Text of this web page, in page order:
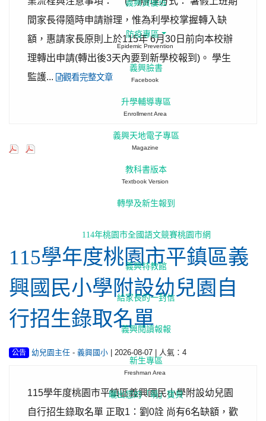
間家長得隨時申請辦理，惟為利學校掌握轉入缺
額，惠請家長原則上於115年 6月30日前向本校辦
理轉出申請(轉出後3天內要到新學校報到)。 學生
監護...
觀看完整文章
行政公告
115學年度桃園市平鎮區義
興國民小學附設幼兒園自
行招生錄取名單
公告 幼兒園主任- 義興國小| 2026-08-07 | 人氣：4
115學年度桃園市平鎮區義興國民小學附設幼兒園
自行招生錄取名單 正取1：劉0詮 尚有6名缺額，歡
義興資優班
防疫專區
Epidemic Prevention
義興臉書
Facebook
升學輔導專區
Enrollment Area
義興天地電子專區
Magazine
教科書版本
Textbook Version
轉學及新生報到
114年桃園市全國語文競賽桃園市網
義興特教館
給家長的一封信
義興閱讀報報
新生專區
Freshman Area
曬出您的「萌」寶貝